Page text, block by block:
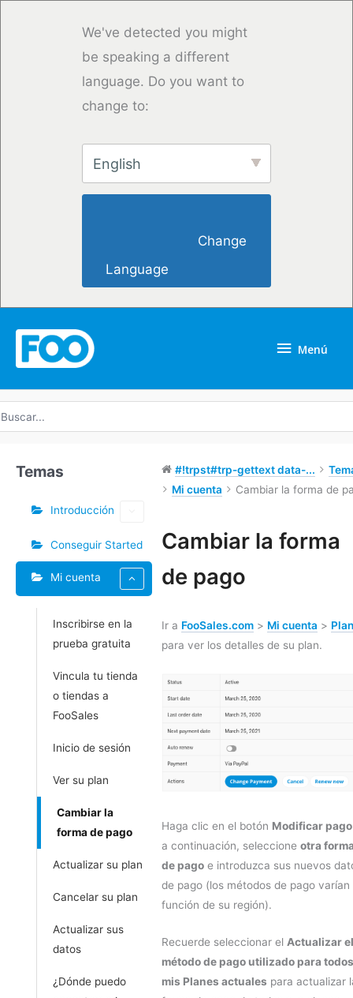
We've detected you might
be speaking a different
language. Do you want to
change to:
English
Language
Menú
Temas
Introducción
Conseguir Started
Mi cuenta
Inscribirse en la
prueba gratuita
Vincula tu tienda
o tiendas a
FooSales
Inicio de sesión
Ver su plan
Cambiar la
forma de pago
Actualizar su plan
Cancelar su plan
Actualizar sus
datos
¿Dónde puedo
#!trpst#trp-gettext data-...
Mi cuenta
Cambiar la forma de
Cambiar la forma
de pago
Ir a FooSales.com > Mi cuenta >
para ver los detalles de su plan.
Haga clic en el botón Modificar pago
a continuación, seleccione otra
de pago e introduzca sus nuevos
de pago (los métodos de pago varían
función de su región).
Recuerde seleccionar el Actualizar el
método de pago utilizado para todos
mis Planes actuales para actualizar
Etiquetas
navegación